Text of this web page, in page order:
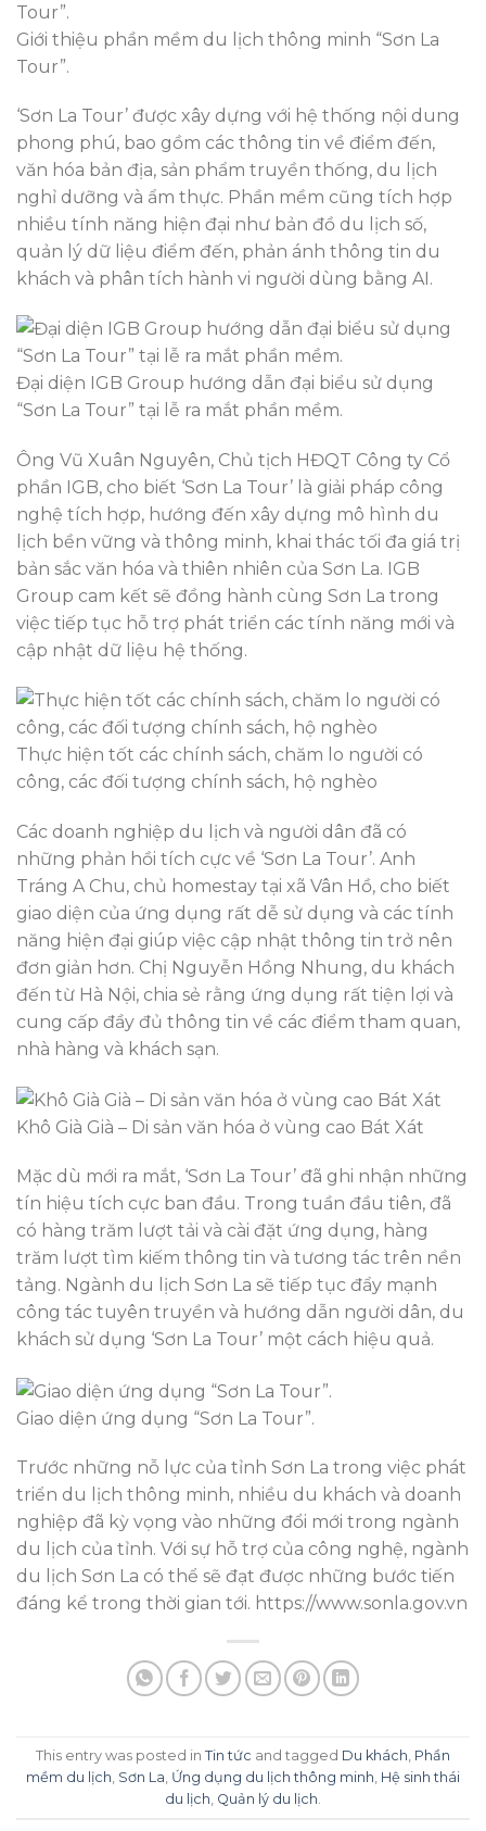
Giới thiệu phần mềm du lịch thông minh “Sơn La
Tour”.
‘Sơn La Tour’ được xây dựng với hệ thống nội dung
phong phú, bao gồm các thông tin về điểm đến,
văn hóa bản địa, sản phẩm truyền thống, du lịch
nghỉ dưỡng và ẩm thực. Phần mềm cũng tích hợp
nhiều tính năng hiện đại như bản đồ du lịch số,
quản lý dữ liệu điểm đến, phản ánh thông tin du
khách và phân tích hành vi người dùng bằng AI.
Đại diện IGB Group hướng dẫn đại biểu sử dụng
“Sơn La Tour” tại lễ ra mắt phần mềm.
Ông Vũ Xuân Nguyên, Chủ tịch HĐQT Công ty Cổ
phần IGB, cho biết ‘Sơn La Tour’ là giải pháp công
nghệ tích hợp, hướng đến xây dựng mô hình du
lịch bền vững và thông minh, khai thác tối đa giá trị
bản sắc văn hóa và thiên nhiên của Sơn La. IGB
Group cam kết sẽ đồng hành cùng Sơn La trong
việc tiếp tục hỗ trợ phát triển các tính năng mới và
cập nhật dữ liệu hệ thống.
Thực hiện tốt các chính sách, chăm lo người có
công, các đối tượng chính sách, hộ nghèo
Các doanh nghiệp du lịch và người dân đã có
những phản hồi tích cực về ‘Sơn La Tour’. Anh
Tráng A Chu, chủ homestay tại xã Vân Hồ, cho biết
giao diện của ứng dụng rất dễ sử dụng và các tính
năng hiện đại giúp việc cập nhật thông tin trở nên
đơn giản hơn. Chị Nguyễn Hồng Nhung, du khách
đến từ Hà Nội, chia sẻ rằng ứng dụng rất tiện lợi và
cung cấp đầy đủ thông tin về các điểm tham quan,
nhà hàng và khách sạn.
Khô Già Già – Di sản văn hóa ở vùng cao Bát Xát
Mặc dù mới ra mắt, ‘Sơn La Tour’ đã ghi nhận những
tín hiệu tích cực ban đầu. Trong tuần đầu tiên, đã
có hàng trăm lượt tải và cài đặt ứng dụng, hàng
trăm lượt tìm kiếm thông tin và tương tác trên nền
tảng. Ngành du lịch Sơn La sẽ tiếp tục đẩy mạnh
công tác tuyên truyền và hướng dẫn người dân, du
khách sử dụng ‘Sơn La Tour’ một cách hiệu quả.
Giao diện ứng dụng “Sơn La Tour”.
Trước những nỗ lực của tỉnh Sơn La trong việc phát
triển du lịch thông minh, nhiều du khách và doanh
nghiệp đã kỳ vọng vào những đổi mới trong ngành
du lịch của tỉnh. Với sự hỗ trợ của công nghệ, ngành
du lịch Sơn La có thể sẽ đạt được những bước tiến
đáng kể trong thời gian tới. https://www.sonla.gov.vn
This entry was posted in Tin tức and tagged Du khách Phần
mềm du lịch Sơn La Ứng dụng du lịch thông minh Hệ sinh thái
du lịch Quản lý du lịch